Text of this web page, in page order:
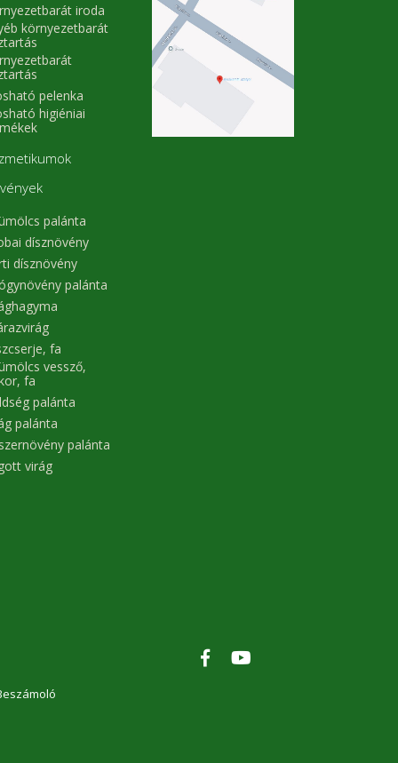
iroda
környezetbarát
pelenka
higiéniai
palánta
dísznövény
dísznövény
palánta
fa
vessző,
fa
palánta
palánta
palánta
virág